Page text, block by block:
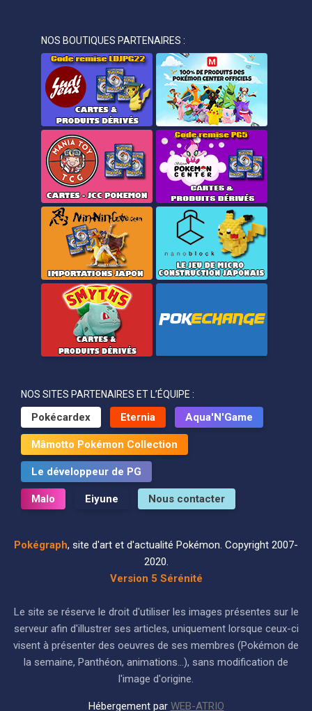
NOS BOUTIQUES PARTENAIRES :
NOS SITES PARTENAIRES ET L’ÉQUIPE :
Pokécardex Eternia Aqua'N'Game
Mâmotto Pokémon Collection
Le développeur de PG
Malo Eiyune Nous contacter
Pokégraph, site d'art et d'actualité Pokémon. Copyright 2007-
2020.
Version 5 Sérénité
Le site se réserve le droit d'utiliser les images présentes sur le
serveur afin d'illustrer ses articles, uniquement lorsque ceux-ci
visent à présenter des oeuvres de ses membres (Pokémon de
la semaine, Panthéon, animations...), sans modification de
l'image d'origine.
Hébergement par WEB-ATRIO